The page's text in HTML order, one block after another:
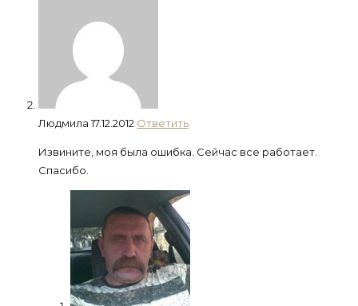
Людмила17.12.2012 Ответить
Извините, моя была ошибка. Сейчас все работает.
Спасибо.